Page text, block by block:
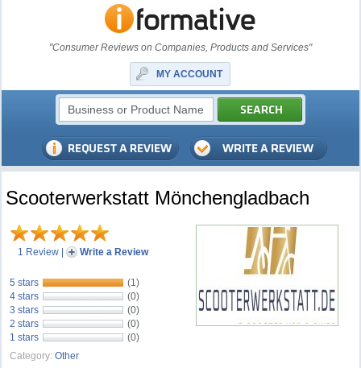
"Consumer Reviews on Companies, Products and Services"
MY ACCOUNT
Scooterwerkstatt Mönchengladbach
1 Review | Write a Review
5 stars
(1)
4 stars
(0)
3 stars
(0)
2 stars
(0)
1 stars
(0)
Category: Other